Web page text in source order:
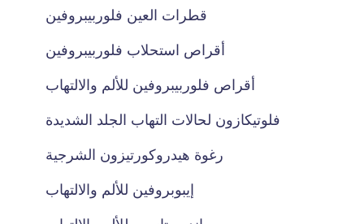
قطرات العين فلوربيبروفين
أقراص استحلاب فلوربيبروفين
أقراص فلوربيبروفين للألم والالتهاب
فلوتيكازون لحالات التهاب الجلد الشديدة
رغوة هيدروكورتيزون الشرجية
إيبوبروفين للألم والالتهاب